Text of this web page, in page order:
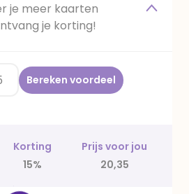
je meer kaarten
je korting!
Bereken voordeel
Korting
Prijs voor jou
15% 20,35